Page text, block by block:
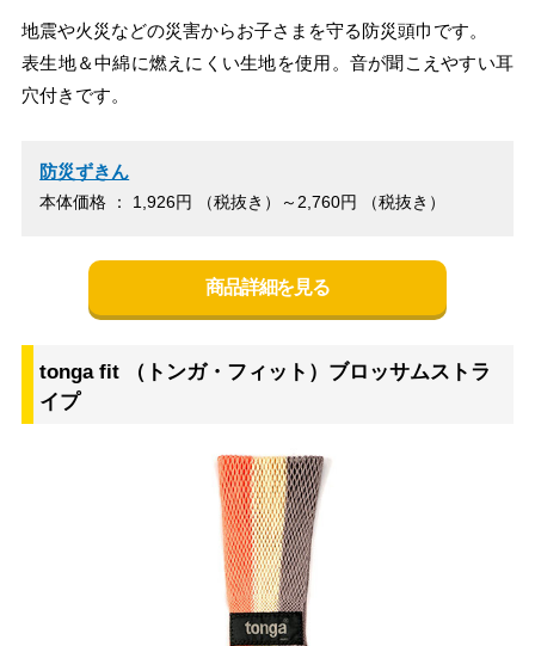
地震や火災などの災害からお子さまを守る防災頭巾です。
表生地＆中綿に燃えにくい生地を使用。音が聞こえやすい耳
穴付きです。
防災ずきん
本体価格 ： 1,926円 （税抜き）～2,760円 （税抜き）
商品詳細を見る
tonga fit （トンガ・フィット）ブロッサムストラ
イプ